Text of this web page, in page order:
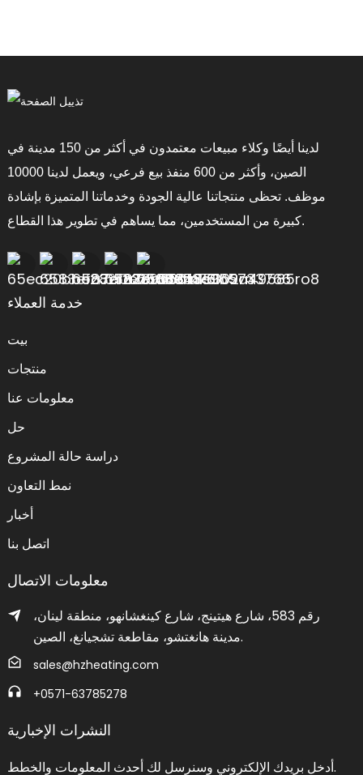
لدينا أيضًا وكلاء مبيعات معتمدون في أكثر من 150 مدينة في
الصين، وأكثر من 600 منفذ بيع فرعي، ويعمل لدينا 10000
موظف. تحظى منتجاتنا عالية الجودة وخدماتنا المتميزة بإشادة
كبيرة من المستخدمين، مما يساهم في تطوير هذا القطاع.
خدمة العملاء
بيت
منتجات
معلومات عنا
حل
دراسة حالة المشروع
نمط التعاون
أخبار
اتصل بنا
معلومات الاتصال
رقم 583، شارع هيتينج، شارع كينغشانهو، منطقة لينان،
مدينة هانغتشو، مقاطعة تشجيانغ، الصين.
sales@hzheating.com
+0571-63785278
النشرات الإخبارية
أدخل بريدك الإلكتروني وسنرسل لك أحدث المعلومات والخطط.